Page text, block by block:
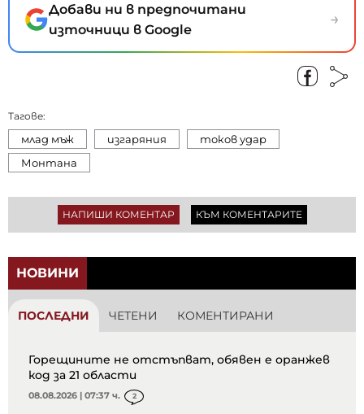
Добави ни в предпочитани
източници в Google
→
Тагове:
млад мъж изгаряния
токов удар
Монтана
НАПИШИ КОМЕНТАР КЪМ КОМЕНТАРИТЕ
НОВИНИ
ПОСЛЕДНИ ЧЕТЕНИ КОМЕНТИРАНИ
Горещините не отстъпват, обявен е оранжев
код за 21 области
08.08.2026 | 07:37 ч. 2